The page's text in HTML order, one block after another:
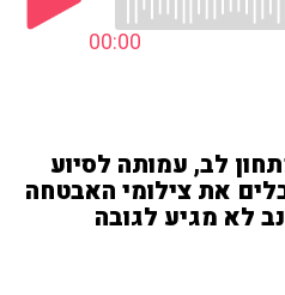
00:00
לב, עמותה לסיוע
את צילומי האבטחה
לא מגיע לגובה